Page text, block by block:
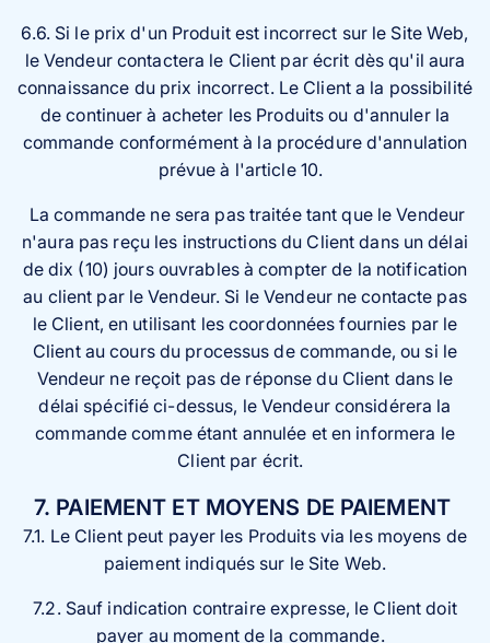
6.6. Si le prix d'un Produit est incorrect sur le Site Web,
le Vendeur contactera le Client par écrit dès qu'il aura
connaissance du prix incorrect. Le Client a la possibilité
de continuer à acheter les Produits ou d'annuler la
commande conformément à la procédure d'annulation
prévue à l'article 10.
La commande ne sera pas traitée tant que le Vendeur
n'aura pas reçu les instructions du Client dans un délai
de dix (10) jours ouvrables à compter de la notification
au client par le Vendeur. Si le Vendeur ne contacte pas
le Client, en utilisant les coordonnées fournies par le
Client au cours du processus de commande, ou si le
Vendeur ne reçoit pas de réponse du Client dans le
délai spécifié ci-dessus, le Vendeur considérera la
commande comme étant annulée et en informera le
Client par écrit.
7. PAIEMENT ET MOYENS DE PAIEMENT
7.1. Le Client peut payer les Produits via les moyens de
paiement indiqués sur le Site Web.
7.2. Sauf indication contraire expresse, le Client doit
payer au moment de la commande.